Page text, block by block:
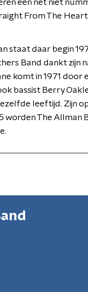
een net niet
From The
staat daar begin
Band dankt zijn
komt in 1971
bassist Berry
leeftijd. Zijn
worden The Allman